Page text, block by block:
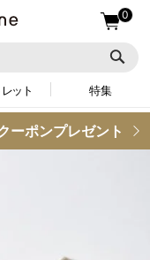
0
ット 特集
ーポンプレゼント